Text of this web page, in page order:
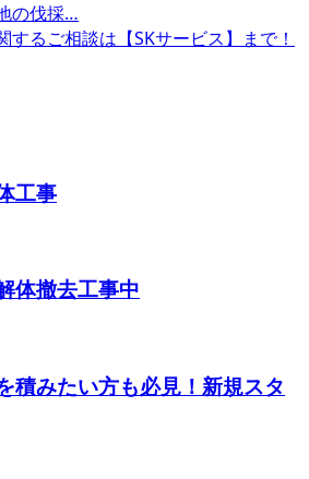
の伐採…
するご相談は【SKサービス】まで！
工事
体撤去工事中
積みたい方も必見！新規スタ